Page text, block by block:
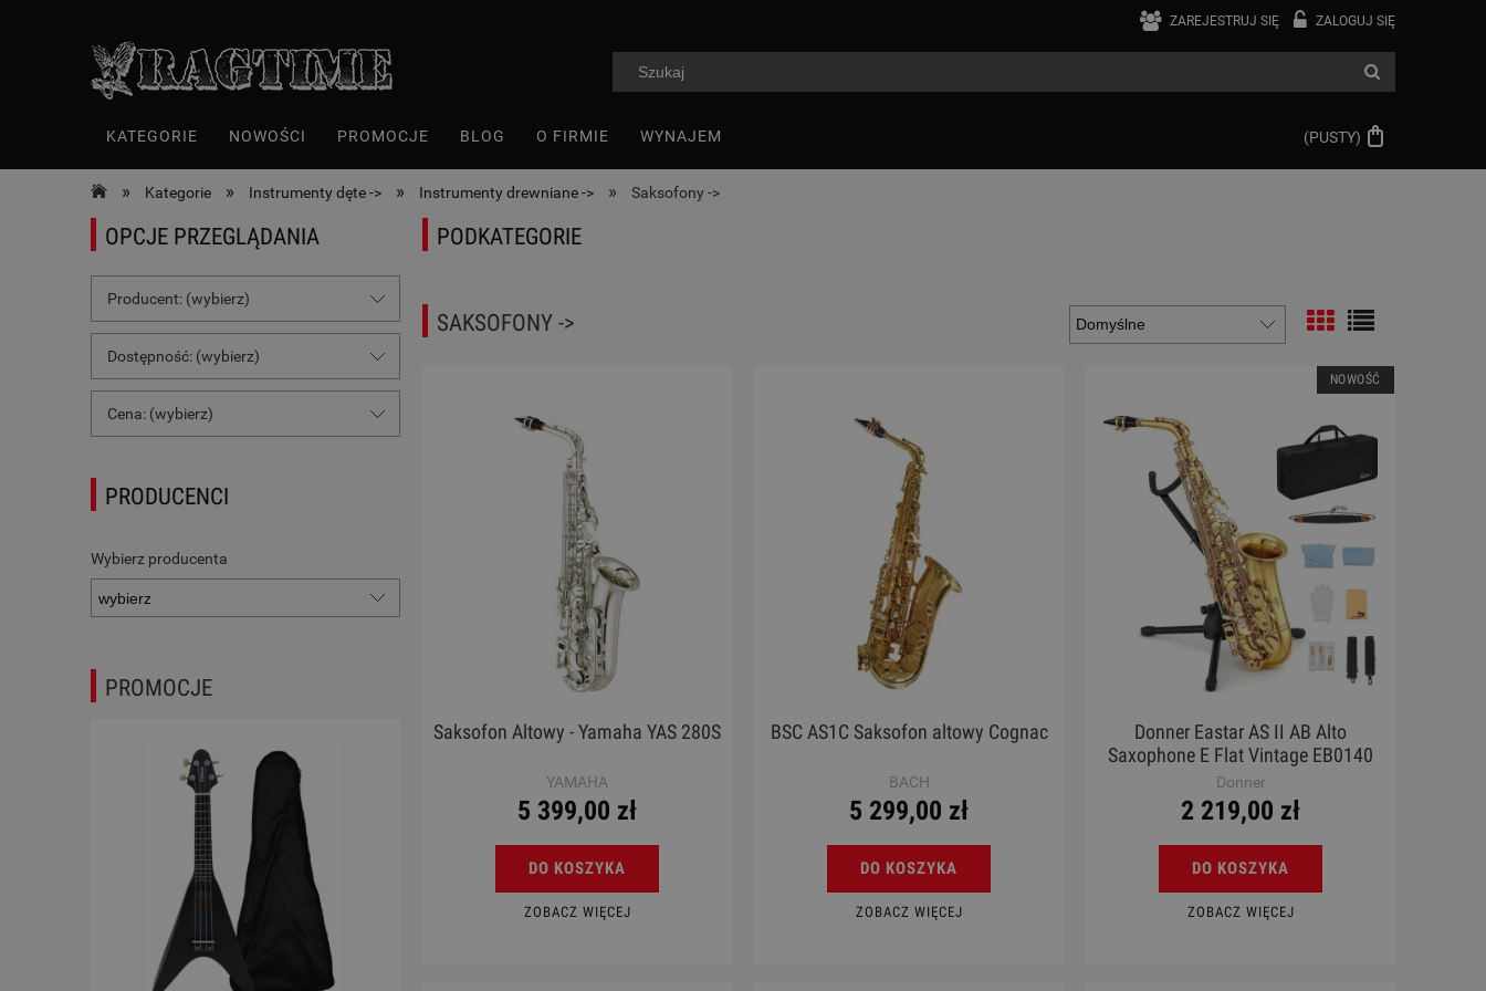
ZAREJESTRUJ SIĘ ZALOGUJ SIĘ
(PUSTY)
KATEGORIE NOWOŚCI PROMOCJE BLOG O FIRMIE WYNAJEM
» Kategorie » Instrumenty dęte -> » Instrumenty drewniane -> » Saksofony ->
OPCJE PRZEGLĄDANIA
Producent: (wybierz)
Dostępność: (wybierz)
Cena: (wybierz)
PRODUCENCI
Wybierz producenta
PROMOCJE
PODKATEGORIE
SAKSOFONY ->
Saksofon Altowy - Yamaha YAS 280S
YAMAHA
5 399,00 zł
DO KOSZYKA
ZOBACZ WIĘCEJ
BSC AS1C Saksofon altowy Cognac
BACH
5 299,00 zł
DO KOSZYKA
ZOBACZ WIĘCEJ
Donner Eastar AS II AB Alto
Saxophone E Flat Vintage EB0140
Saksofon altowy
Donner
2 219,00 zł
DO KOSZYKA
ZOBACZ WIĘCEJ
NOWOŚĆ